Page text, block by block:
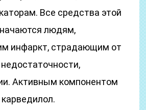
Все средства этой
людям,
инфаркт, страдающим от
Активным компонентом